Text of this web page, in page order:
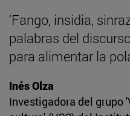
‘Fango, insidia,
palabras del
para alimentar la
Inés Olza
Investigadora del grupo